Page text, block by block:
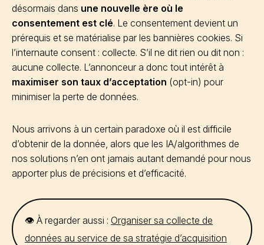
désormais dans une nouvelle ère où le
consentement est clé. Le consentement devient un
prérequis et se matérialise par les bannières cookies. Si
l’internaute consent : collecte. S’il ne dit rien ou dit non :
aucune collecte. L’annonceur a donc tout intérêt à
maximiser son taux d’acceptation (opt-in) pour
minimiser la perte de données.
Nous arrivons à un certain paradoxe où il est difficile
d’obtenir de la donnée, alors que les IA/algorithmes de
nos solutions n’en ont jamais autant demandé pour nous
apporter plus de précisions et d’efficacité.
👁️ À regarder aussi : Organiser sa collecte de
données au service de sa stratégie d’acquisition